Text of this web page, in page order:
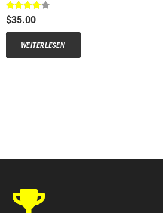
Bewertet mit
$35.00
WEITERLESEN